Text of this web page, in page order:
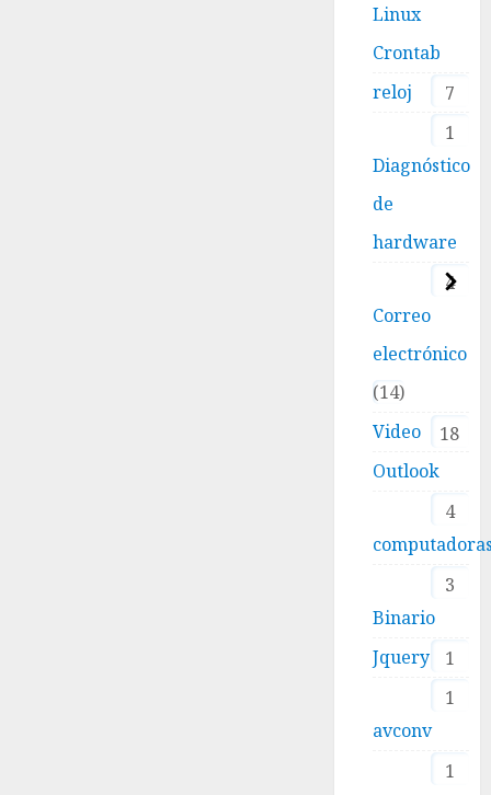
Linux
Crontab
7
reloj
1
Diagnóstico
de
hardware
4
Correo
electrónico
14
Video
18
Outlook
4
3
Binario
1
Jquery
1
avconv
1